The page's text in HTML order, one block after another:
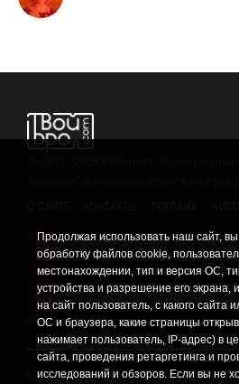
Продолжая использовать наш сайт,
обработку файлов cookie,
местонахождении, тип и версия ОС,
устройства и разрешение его экрана,
на сайт пользователь, с какого сайта
ОС и браузера, какие страницы
нажимает пользователь, IP-адрес) в
сайта, проведения ретаргетинга и
исследований и обзоров. Если вы не
! Политика конфиденциальности
! Информация о проведении
Данный сайт не предназначен
младше 16 лет.
Сетевое издание «Твой Бро»,